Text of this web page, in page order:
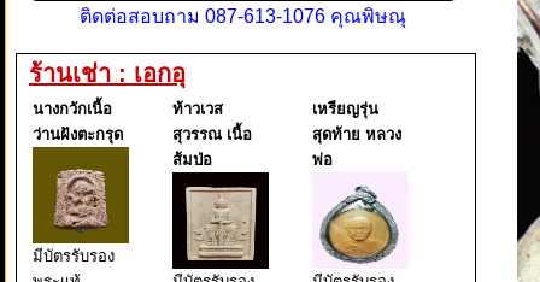
ติดต่อสอบถาม 087-613-1076 คุณพิษณุ
ร้านเช่า : เอกอุ
นางกวักเนื้อ
ว่านฝังตะกรุด
มีบัตรรับรอง
ท้าวเวส
สุวรรณ เนื้อ
ส้มป่อ
เหรียญรุ่น
สุดท้าย หลวง
พ่อ